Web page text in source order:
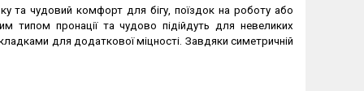
та чудовий комфорт для бігу, поїздок на роботу або
типом пронації та чудово підійдуть для невеликих
для додаткової міцності. Завдяки симетричній